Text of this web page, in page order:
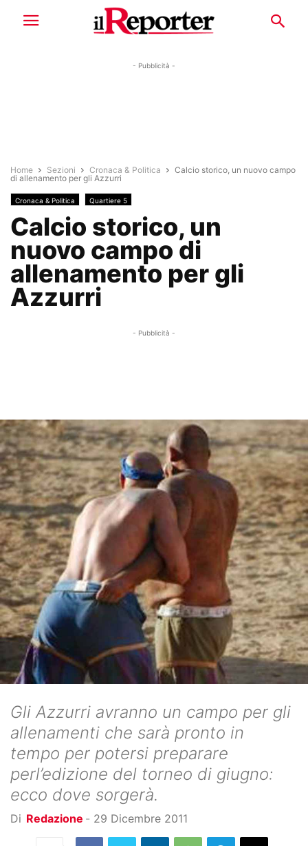
- Pubblicità -
Home Sezioni Cronaca & Politica
Calcio storico, un nuovo campo
di allenamento per gli Azzurri
Cronaca & Politica Quartiere 5
Calcio storico, un
nuovo campo di
allenamento per gli
Azzurri
- Pubblicità -
Gli Azzurri avranno un campo per gli
allenamenti che sarà pronto in
tempo per potersi preparare
perl’edizione del torneo di giugno:
ecco dove sorgerà.
Di Redazione - 29 Dicembre 2011